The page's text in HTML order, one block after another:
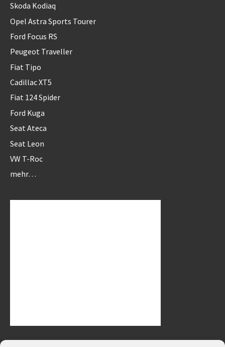
Skoda Kodiaq
Opel Astra Sports Tourer
Ford Focus RS
Peugeot Traveller
Fiat Tipo
Cadillac XT5
Fiat 124 Spider
Ford Kuga
Seat Ateca
Seat Leon
VW T-Roc
mehr…